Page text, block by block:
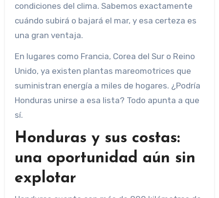
condiciones del clima. Sabemos exactamente
cuándo subirá o bajará el mar, y esa certeza es
una gran ventaja.
En lugares como Francia, Corea del Sur o Reino
Unido, ya existen plantas mareomotrices que
suministran energía a miles de hogares. ¿Podría
Honduras unirse a esa lista? Todo apunta a que
sí.
Honduras y sus costas:
una oportunidad aún sin
explotar